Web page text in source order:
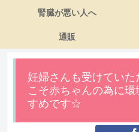
腎臓が悪い人へ
通販
妊婦さんも受けてい
こそ赤ちゃんの為に
すめです☆